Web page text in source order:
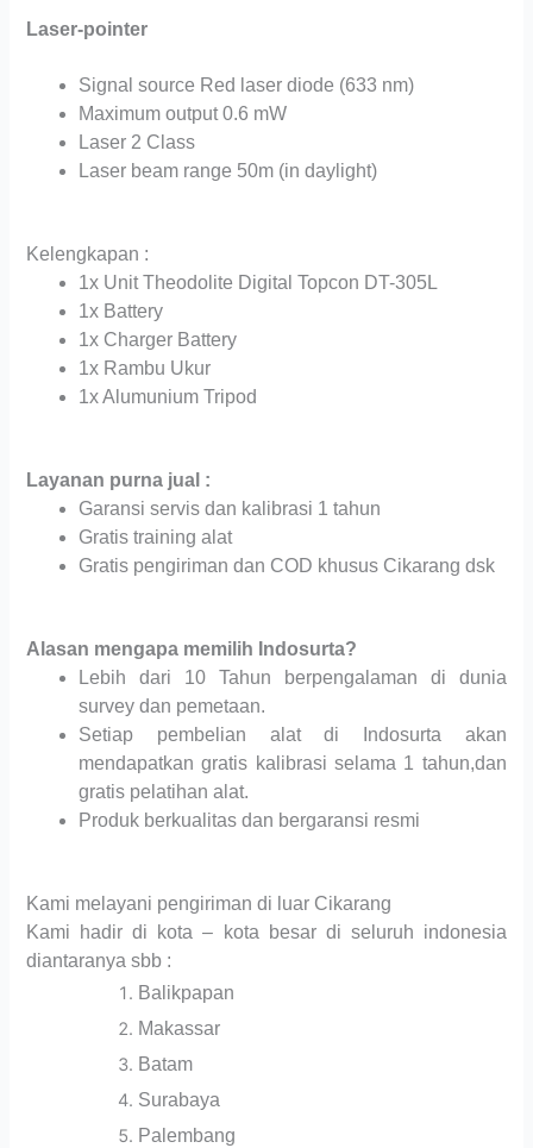
Laser-pointer
Signal source Red laser diode (633 nm)
Maximum output 0.6 mW
Laser 2 Class
Laser beam range 50m (in daylight)
Kelengkapan :
1x Unit Theodolite Digital Topcon DT-305L
1x Battery
1x Charger Battery
1x Rambu Ukur
1x Alumunium Tripod
Layanan purna jual :
Garansi servis dan kalibrasi 1 tahun
Gratis training alat
Gratis pengiriman dan COD khusus Cikarang dsk
Alasan mengapa memilih Indosurta?
Lebih dari 10 Tahun berpengalaman di dunia
survey dan pemetaan.
Setiap pembelian alat di Indosurta akan
mendapatkan gratis kalibrasi selama 1 tahun,dan
gratis pelatihan alat.
Produk berkualitas dan bergaransi resmi
Kami melayani pengiriman di luar Cikarang
Kami hadir di kota – kota besar di seluruh indonesia
diantaranya sbb :
Balikpapan
Makassar
Batam
Surabaya
Palembang